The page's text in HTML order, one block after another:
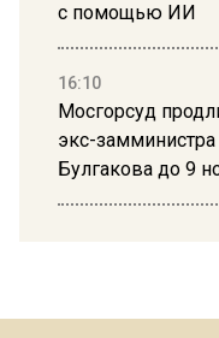
с помощью ИИ
16:10
Мосгорсуд
экс-
Булгакова до 9